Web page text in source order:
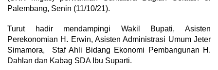
Palembang, Senin (11/10/21).
Turut hadir mendampingi Wakil Bupati, Asisten
Perekonomian H. Erwin, Asisten Administrasi Umum Jeter
Simamora, Staf Ahli Bidang Ekonomi Pembangunan H.
Dahlan dan Kabag SDA Ibu Suparti.